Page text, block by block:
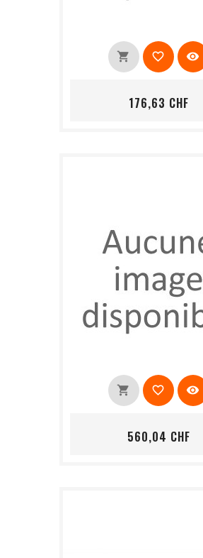
shopping_cart favorite_border visibility
176,63 CHFPrix
shopping_cart favorite_border visibility
560,04 CHFPrix